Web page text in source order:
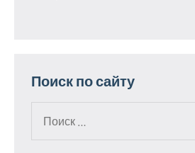
Поиск по сайту